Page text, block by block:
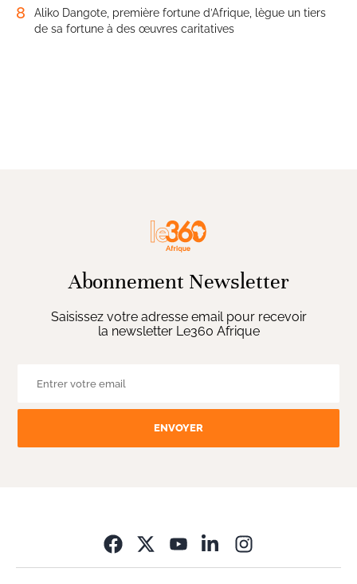
8
Aliko Dangote, première fortune d’Afrique, lègue un tiers
de sa fortune à des œuvres caritatives
Abonnement Newsletter
Saisissez votre adresse email pour recevoir
la newsletter Le360 Afrique
ENVOYER